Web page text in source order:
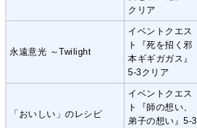
クリア
永遠意光 ～Twilight
イベントクエス
ト『死を招く邪
本ギギガガス』
5-3クリア
「おいしい」のレシピ
イベントクエス
ト『師の想い、
弟子の想い』5-3